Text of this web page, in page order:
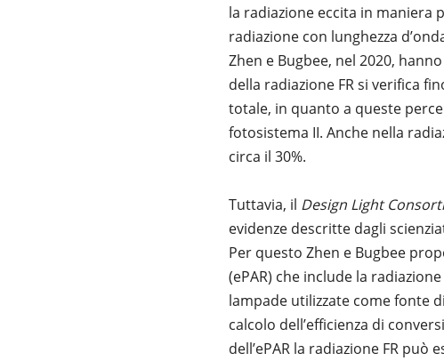
la radiazione eccita in maniera
radiazione con lunghezza
Zhen e Bugbee, nel 2020,
della radiazione FR si verifica
totale, in quanto a queste
fotosistema II. Anche nella
circa il 30%.
Tuttavia, il Design Light
evidenze descritte dagli
Per questo Zhen e Bugbee
(ePAR) che include la
lampade utilizzate come fonte
calcolo dell’efficienza di
dell’ePAR la radiazione FR